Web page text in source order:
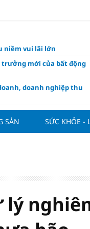
niềm vui lãi lớn
trưởng mới của bất động
doanh nghiệp thu
ép thanh khoản
Đông Nam Á
với giá khởi điểm từ 18
Nam 2026
SẢN SỨC KHỎE -
lý